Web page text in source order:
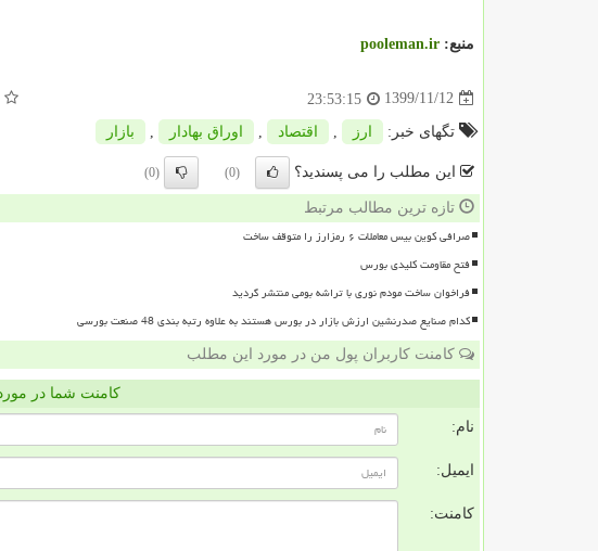
منبع: pooleman.ir
1399/11/12
23:53:15
تگهای خبر: ارز اقتصاد اوراق بهادار بازار
این مطلب را می پسندید؟ (0)
(0)
تازه ترین مطالب مرتبط
صرافی کوین بیس معاملات ۶ رمزارز را متوقف ساخت
فتح مقاومت کلیدی بورس
فراخوان ساخت مودم نوری با تراشه بومی منتشر گردید
کدام صنایع صدرنشین ارزش بازار در بورس هستند به علاوه رتبه بندی 48 صنعت بورسی
کامنت کاربران پول من در مورد این مطلب
کامنت شما در
نام:
ایمیل:
کامنت: